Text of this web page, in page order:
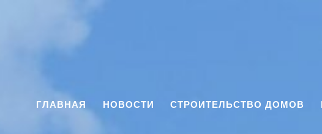
ГЛАВНАЯ НОВОСТИ СТРОИТЕЛЬСТВО ДОМОВ